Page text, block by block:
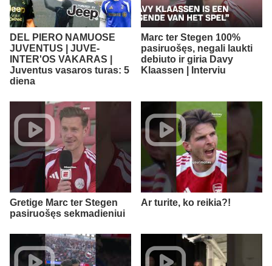
DEL PIERO NAMUOSE
JUVENTUS | JUVE-
INTER'OS VAKARAS |
Juventus vasaros turas: 5
diena
Marc ter Stegen 100%
pasiruošęs, negali laukti
debiuto ir giria Davy
Klaassen | Interviu
Gretige Marc ter Stegen
pasiruošęs sekmadieniui
Ar turite, ko reikia?!